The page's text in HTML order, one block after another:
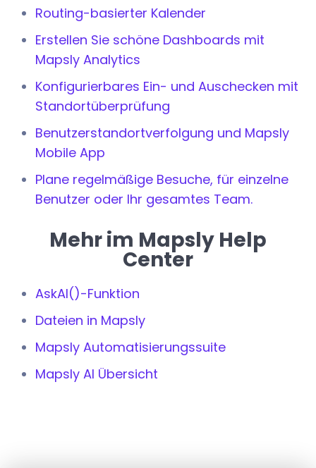
Routing-basierter Kalender
Erstellen Sie schöne Dashboards mit
Mapsly Analytics
Konfigurierbares Ein- und Auschecken mit
Standortüberprüfung
Benutzerstandortverfolgung und Mapsly
Mobile App
Plane regelmäßige Besuche, für einzelne
Benutzer oder Ihr gesamtes Team.
Mehr im Mapsly Help
Center
AskAI()-Funktion
Dateien in Mapsly
Mapsly Automatisierungssuite
Mapsly AI Übersicht